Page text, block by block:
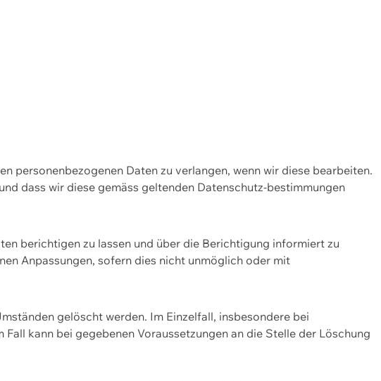
personenbezogenen Daten zu verlangen, wenn wir diese bearbeiten.
dass wir diese gemäss geltenden Datenschutz-bestimmungen
berichtigen zu lassen und über die Berichtigung informiert zu
Anpassungen, sofern dies nicht unmöglich oder mit
gelöscht werden. Im Einzelfall, insbesondere bei
kann bei gegebenen Voraussetzungen an die Stelle der Löschung